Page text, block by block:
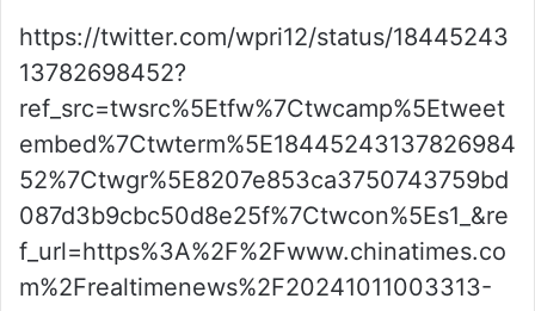
https://twitter.com/wpri12/status/18445243
13782698452?
ref_src=twsrc%5Etfw%7Ctwcamp%5Etweet
embed%7Ctwterm%5E18445243137826984
52%7Ctwgr%5E8207e853ca3750743759bd
087d3b9cbc50d8e25f%7Ctwcon%5Es1_&re
f_url=https%3A%2F%2Fwww.chinatimes.co
m%2Frealtimenews%2F20241011003313-